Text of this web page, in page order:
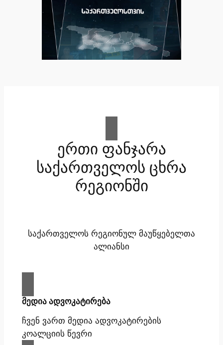
ერთი ფანჯარა
საქართველოს ცხრა
რეგიონში
საქართველოს რეგიონულ მაუწყებელთა
ალიანსი
მედია ადვოკატირება
ჩვენ ვართ მედია ადვოკატირების
კოალციის წევრი